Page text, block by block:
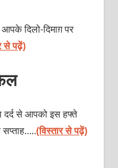
दिलो-दिमाग़ पर
से पढ़ें)
दर्द से आपको इस हफ्ते
(विस्तार से पढ़ें)